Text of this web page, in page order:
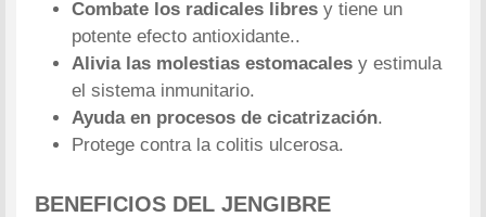
Combate los radicales libres y tiene un
potente efecto antioxidante..
Alivia las molestias estomacales y estimula
el sistema inmunitario.
Ayuda en procesos de cicatrización.
Protege contra la colitis ulcerosa.
BENEFICIOS DEL JENGIBRE